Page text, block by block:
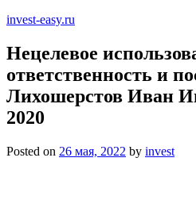
invest-easy.ru
Нецелевое
ответственность и
Лихошерстов Иван
2020
Posted on 26 мая, 2022 by invest